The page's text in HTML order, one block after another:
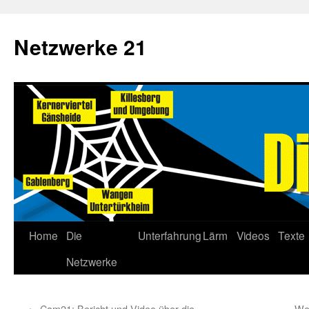
Netzwerke 21
Home
Die
Netzwerke
UnterfahrungLärm Videos Texte